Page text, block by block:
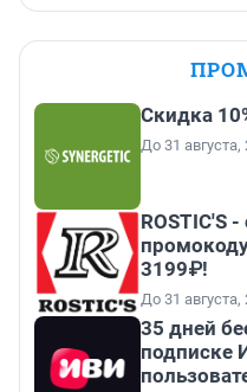
Скидка
До 31 августа,
ROSTIC'S
3199₽!
До 31 августа,
35 дней
подписке